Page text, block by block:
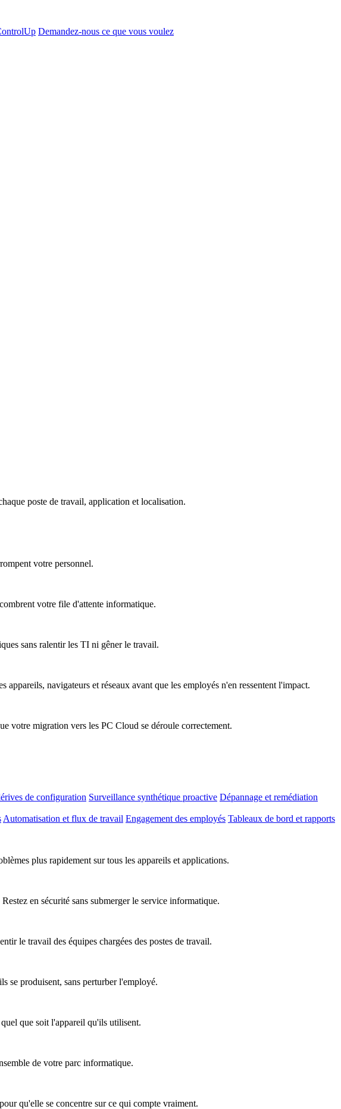
Demandez-nous ce que vous voulez
poste de travail, application et localisation.
votre personnel.
votre file d'attente informatique.
sans ralentir les TI ni gêner le travail.
navigateurs et réseaux avant que les employés n'en ressentent l'impact.
votre migration vers les PC Cloud se déroule correctement.
de configuration Surveillance synthétique proactive Dépannage et remédiation
Automatisation et flux de travail Engagement des employés Tableaux de bord et rapports
plus rapidement sur tous les appareils et applications.
en sécurité sans submerger le service informatique.
le travail des équipes chargées des postes de travail.
se produisent, sans perturber l'employé.
que soit l'appareil qu'ils utilisent.
de votre parc informatique.
qu'elle se concentre sur ce qui compte vraiment.